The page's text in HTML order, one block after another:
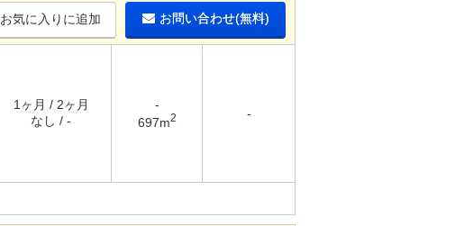
お気に入りに追加 お問い合わせ(無料)
1ヶ月 / 2ヶ月
なし / -
-
697m2 -